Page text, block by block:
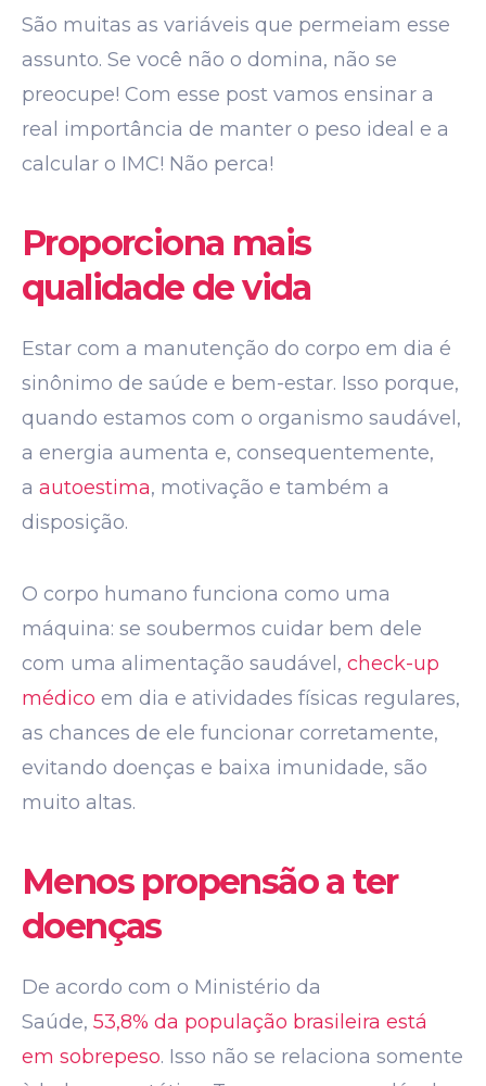
São muitas as variáveis que permeiam esse
assunto. Se você não o domina, não se
preocupe! Com esse post vamos ensinar a
real importância de manter o peso ideal e a
calcular o IMC! Não perca!
Proporciona mais
qualidade de vida
Estar com a manutenção do corpo em dia é
sinônimo de saúde e bem-estar. Isso porque,
quando estamos com o organismo saudável,
a energia aumenta e, consequentemente,
a autoestima, motivação e também a
disposição.
O corpo humano funciona como uma
máquina: se soubermos cuidar bem dele
com uma alimentação saudável, check-up
médico em dia e atividades físicas regulares,
as chances de ele funcionar corretamente,
evitando doenças e baixa imunidade, são
muito altas.
Menos propensão a ter
doenças
De acordo com o Ministério da
Saúde, 53,8% da população brasileira está
em sobrepeso. Isso não se relaciona somente